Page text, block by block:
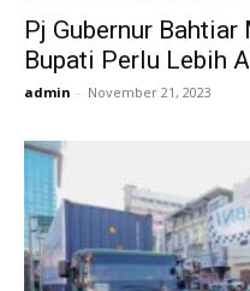
Pj Gubernur
Bupati Perlu Lebih
admin - November 21, 2023